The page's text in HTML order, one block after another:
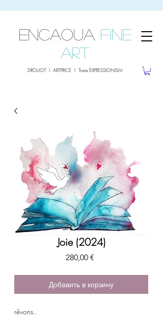
ENCAOUA Fine
Art
DROUOT I ARTPRICE I Trans EXPRESSIONISM
Joie (2024)
280,00 €
Добавить в корзину
rêvons..